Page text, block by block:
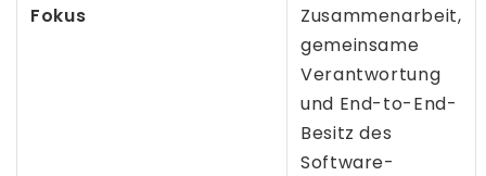
Fokus
Zusammenarbeit,
gemeinsame
Verantwortung
und End-to-End-
Besitz des
Software-